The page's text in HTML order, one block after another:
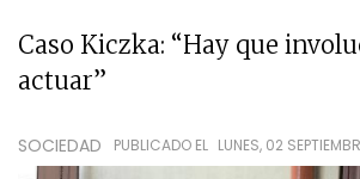
Caso Kiczka: “Hay que
actuar”
SOCIEDAD PUBLICADO EL LUNES, 02